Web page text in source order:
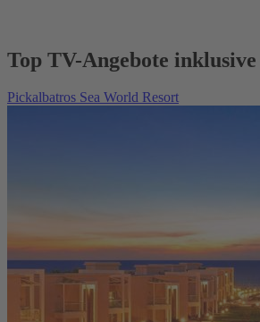
Top TV-Angebote
Pickalbatros Sea World Resort